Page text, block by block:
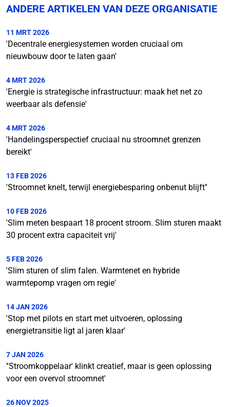
ANDERE ARTIKELEN VAN DEZE ORGANISATIE
11 MRT 2026
'Decentrale energiesystemen worden cruciaal om
nieuwbouw door te laten gaan'
4 MRT 2026
'Energie is strategische infrastructuur: maak het net zo
weerbaar als defensie'
4 MRT 2026
'Handelingsperspectief cruciaal nu stroomnet grenzen
bereikt'
13 FEB 2026
'Stroomnet knelt, terwijl energiebesparing onbenut blijft''
10 FEB 2026
'Slim meten bespaart 18 procent stroom. Slim sturen maakt
30 procent extra capaciteit vrij'
5 FEB 2026
'Slim sturen of slim falen. Warmtenet en hybride
warmtepomp vragen om regie'
14 JAN 2026
'Stop met pilots en start met uitvoeren, oplossing
energietransitie ligt al jaren klaar'
7 JAN 2026
''Stroomkoppelaar' klinkt creatief, maar is geen oplossing
voor een overvol stroomnet'
26 NOV 2025